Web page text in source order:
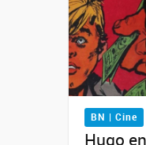
BN | Cine
Hugo